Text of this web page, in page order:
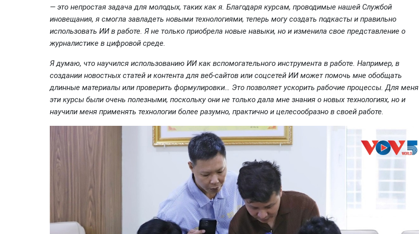
— это непростая задача для молодых, таких как я. Благодаря курсам, проводимые нашей Службой
иновещания, я смогла завладеть новыми технологиями, теперь могу создать подкасты и правильно
использовать ИИ в работе. Я не только приобрела новые навыки, но и изменила свое представление о
журналистике в цифровой среде.
Я думаю, что научился использованию ИИ как вспомогательного инструмента в работе. Например, в
создании новостных статей и контента для веб-сайтов или соцсетей ИИ может помочь мне обобщать
длинные материалы или проверить формулировки… Это позволяет ускорить рабочие процессы. Для меня
эти курсы были очень полезными, поскольку они не только дала мне знания о новых технологиях, но и
научили меня применять технологии более разумно, практично и целесообразно в своей работе.